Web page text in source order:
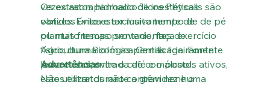
vezes acompanhado de inestéticas
varizes. Evite estar muito tempo de de pé
ou muito tempo sentado, faça exercício
físico, durma com as pernas ligeiramente
levantadas, evite o café e o álcool.
Os extratos hidroalcoólicos Physalis são
obtidos única e exclusivamente de
plantas frescas provenientes de
Agricultura Biológica Certificada. Fonte
pura e concentrada de compostos ativos,
estes extratos não contêm nenhuma
Advertências
Não utilizar durante a gravidez e o